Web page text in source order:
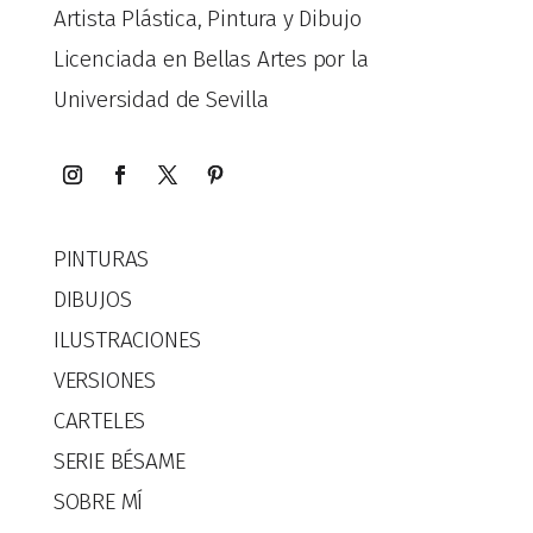
Artista Plástica, Pintura y Dibujo
Licenciada en Bellas Artes por la
Universidad de Sevilla
PINTURAS
DIBUJOS
ILUSTRACIONES
VERSIONES
CARTELES
SERIE BÉSAME
SOBRE MÍ